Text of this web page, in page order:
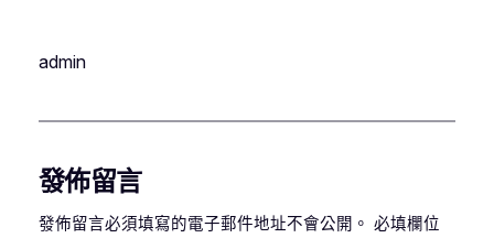
admin
發佈留言
發佈留言必須填寫的電子郵件地址不會公開。 必填欄位